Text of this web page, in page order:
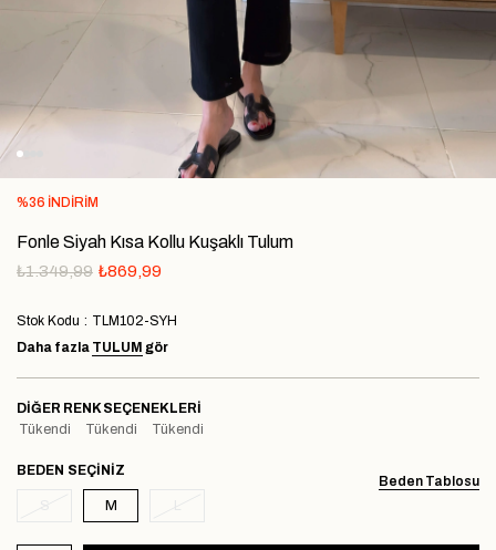
%36 İNDIRIM
Fonle Siyah Kısa Kollu Kuşaklı Tulum
₺1.349,99 ₺869,99
Stok Kodu
TLM102-SYH
Daha fazla TULUM gör
DIĞER RENK SEÇENEKLERI
Tükendi
Tükendi Tükendi
Beden Tablosu
BEDEN
M